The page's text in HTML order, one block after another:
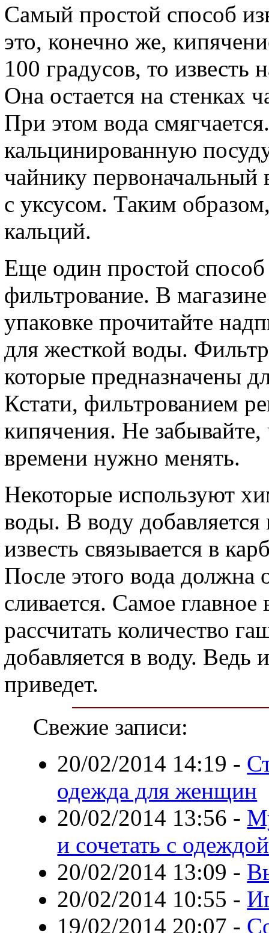
Самый простой способ
это, конечно же,
100 градусов, то известь
Она остается на стенках
При этом вода
кальцинированную
чайнику первоначальный
с уксусом. Таким
кальций.
Еще один простой способ
фильтрование. В
упаковке прочитайте
для жесткой воды.
которые предназначены
Кстати, фильтрованием
кипячения. Не
времени нужно менять.
Некоторые используют
воды. В воду
известь связывается в
После этого вода должна
сливается. Самое главное
рассчитать количество
добавляется в воду.
приведет.
Свежие записи:
20/02/2014 14:19 -
одежда для женщин
20/02/2014 13:56 -
и сочетать с одеждой
20/02/2014 13:09 -
20/02/2014 10:55 -
19/02/2014 20:07 -